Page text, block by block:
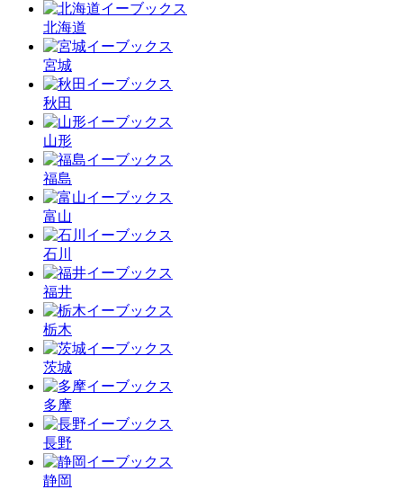
北海道
宮城
秋田
山形
福島
富山
石川
福井
栃木
茨城
多摩
長野
静岡